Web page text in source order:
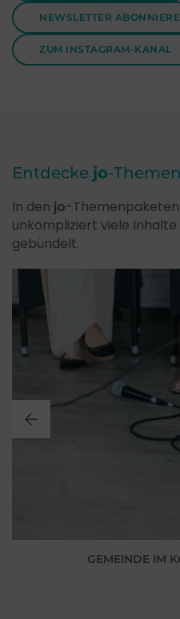
NEWSLETTER
ZUM INSTAGRAM-KANAL
Entdecke jo-
In den jo-
unkompliziert viele
gebündelt.
GEMEINDE IM